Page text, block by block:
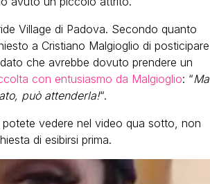
Village di Padova. Secondo quanto
a Cristiano Malgioglio di posticipare
che avrebbe dovuto prendere un
con entusiasmo da Malgioglio: “Ma
può attenderla!“.
vedere nel video qua sotto, non
di esibirsi prima.